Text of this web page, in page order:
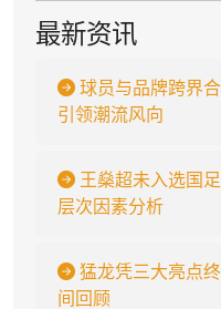
最新资讯
球员与品牌跨界
引领潮流风向
王燊超未入选国
层次因素分析
猛龙凭三大亮点
间回顾